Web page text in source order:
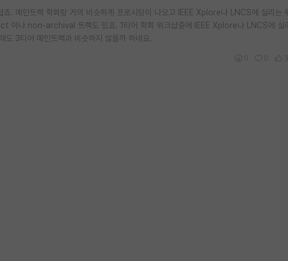
죠. 메인트랙 학회랑 거의 비슷하게 프로시딩이 나오고 IEEE Xplore나 LNCS에 실리는
이나 non-archival 트랙도 있죠. 1티어 학회 워크샵중에 IEEE Xplore나 LNCS에 실
도 3티어 메인트랙과 비슷하지 않을까 하네요.